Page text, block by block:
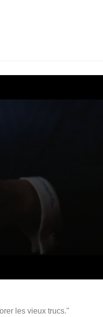
les vieux trucs."